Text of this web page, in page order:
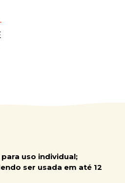
uso individual;
ser usada em até 12